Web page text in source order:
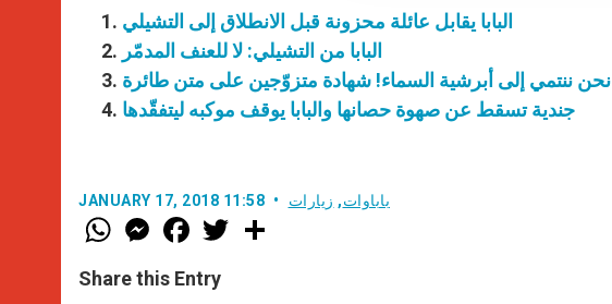
البابا يقابل عائلة محزونة قبل الانطلاق إلى التشيلي
البابا من التشيلي: لا للعنف المدمّر
نحن ننتمي إلى أبرشية السماء! شهادة متزوّجين على متن طائرة
جندية تسقط عن صهوة حصانها والبابا يوقف موكبه ليتفقّدها
JANUARY 17, 2018 11:58 باباوات, زيارات
W
h
t
s
M
e
s
e
F
a
e
b
w
Share this Entry